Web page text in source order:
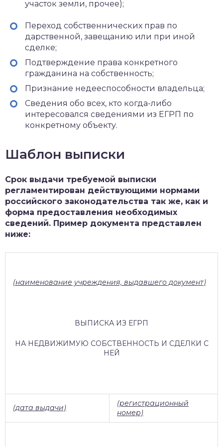
участок земли, прочее);
Переход собственнических прав по
дарственной, завещанию или при иной
сделке;
Подтверждение права конкретного
гражданина на собственность;
Признание недееспособности владельца;
Сведения обо всех, кто когда-либо
интересовался сведениями из ЕГРП по
конкретному объекту.
Шаблон выписки
Срок выдачи требуемой выписки
регламентирован действующими нормами
российского законодательства так же, как и
форма предоставления необходимых
сведений. Пример документа представлен
ниже:
(наименование учреждения, выдавшего документ)
ВЫПИСКА ИЗ ЕГРП
НА НЕДВИЖИМУЮ СОБСТВЕННОСТЬ И СДЕЛКИ С
НЕЙ
(дата выдачи)
(регистрационный
номер)